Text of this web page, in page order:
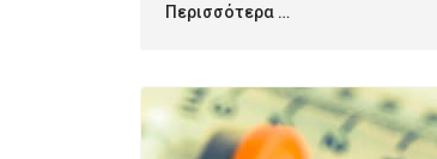
Περισσότερα …